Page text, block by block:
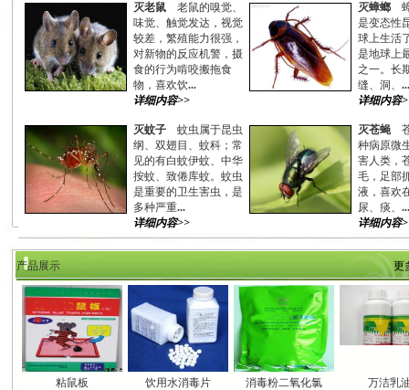
灭老鼠 老鼠的嗅觉、
味觉、触觉发达，视觉
较差，繁殖能力很强，
对新物的反应机警，摄
食的行为啃咬搬拖食
物，喜欢饮...
详细内容>>
灭蟑螂
是变态性
球上生活
是地球上
之一。长
缝、洞、 ...
详细内容
灭蚊子 蚊虫属于昆虫
纲、双翅目、蚊科；常
见的有白蚊伊蚊、中华
按蚊、致倦库蚊。蚊虫
是重要的卫生害虫，是
多种严重...
详细内容>>
灭苍蝇苍
种病原微
害人类，
毛，足部
液，喜欢
尿、痰、 ...
详细内容
产品展示 更
粘鼠板 饮用水消毒片 消毒粉二氧化氯 万洁乳